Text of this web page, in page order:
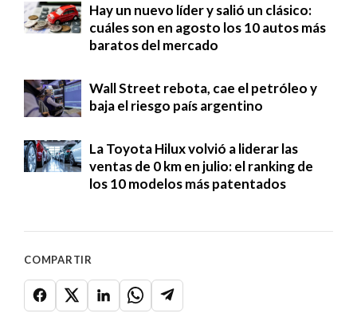
Hay un nuevo líder y salió un clásico:
cuáles son en agosto los 10 autos más
baratos del mercado
Wall Street rebota, cae el petróleo y
baja el riesgo país argentino
La Toyota Hilux volvió a liderar las
ventas de 0 km en julio: el ranking de
los 10 modelos más patentados
COMPARTIR